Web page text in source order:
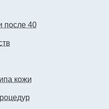
после 40
кожи